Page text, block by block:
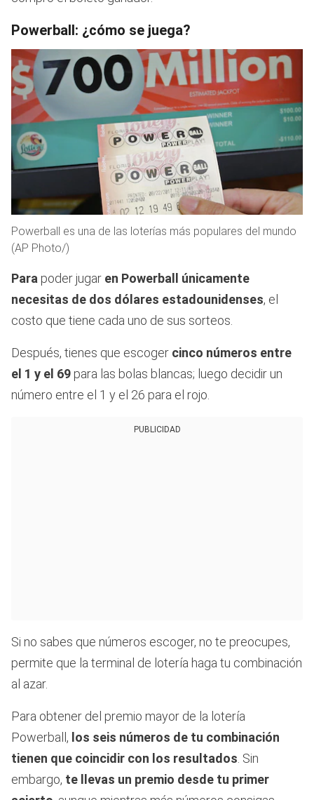
Powerball: ¿cómo se juega?
Powerball es una de las loterías más populares del mundo
(AP Photo/)
Para poder jugar en Powerball únicamente
necesitas de dos dólares estadounidenses, el
costo que tiene cada uno de sus sorteos.
Después, tienes que escoger cinco números entre
el 1 y el 69 para las bolas blancas; luego decidir un
número entre el 1 y el 26 para el rojo.
PUBLICIDAD
Si no sabes que números escoger, no te preocupes,
permite que la terminal de lotería haga tu combinación
al azar.
Para obtener del premio mayor de la lotería
Powerball, los seis números de tu combinación
tienen que coincidir con los resultados. Sin
embargo, te llevas un premio desde tu primer